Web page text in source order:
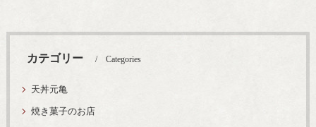
カテゴリー Categories
天丼元亀
焼き菓子のお店